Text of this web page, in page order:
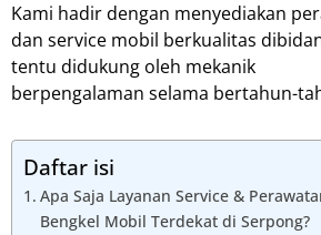
Kami hadir dengan menyediakan
dan service mobil berkualitas
tentu didukung oleh mekanik
berpengalaman selama bertahun-
Daftar isi
Apa Saja Layanan Service &
Bengkel Mobil Terdekat di Serpong?